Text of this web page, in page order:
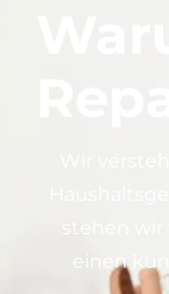
Wir
stehen
einen